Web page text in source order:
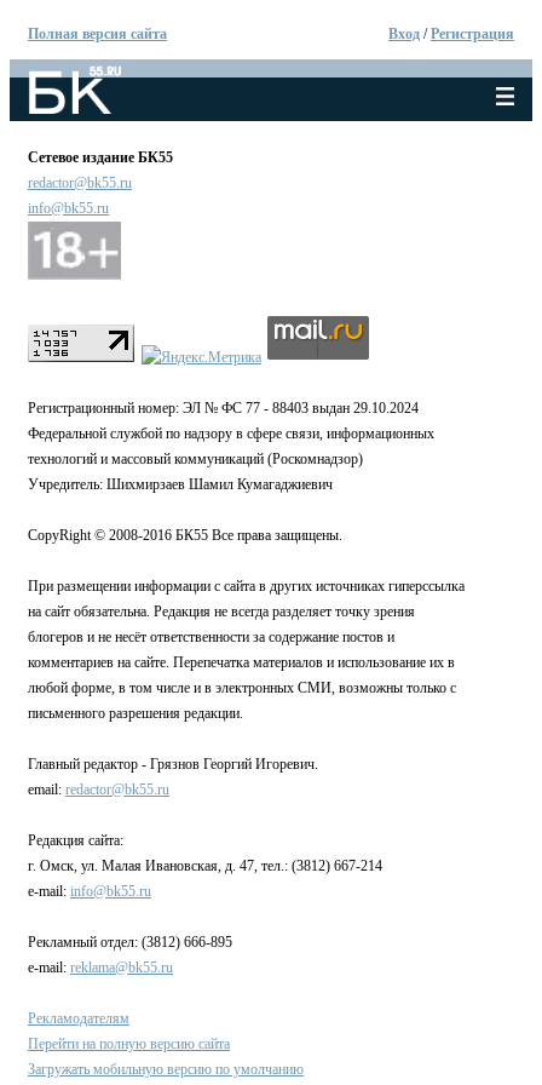
Полная версия сайта Вход /Регистрация
Сетевое издание БК55
redactor@bk55.ru
info@bk55.ru
Регистрационный номер: ЭЛ № ФС 77 - 88403 выдан 29.10.2024
Федеральной службой по надзору в сфере связи, информационных
технологий и массовый коммуникаций (Роскомнадзор)
Учредитель: Шихмирзаев Шамил Кумагаджиевич
CopyRight © 2008-2016 БК55 Все права защищены.
При размещении информации с сайта в других источниках гиперссылка
на сайт обязательна. Редакция не всегда разделяет точку зрения
блогеров и не несёт ответственности за содержание постов и
комментариев на сайте. Перепечатка материалов и использование их в
любой форме, в том числе и в электронных СМИ, возможны только с
письменного разрешения редакции.
Главный редактор - Грязнов Георгий Игоревич.
email: redactor@bk55.ru
Редакция сайта:
г. Омск, ул. Малая Ивановская, д. 47, тел.: (3812) 667-214
e-mail: info@bk55.ru
Рекламный отдел: (3812) 666-895
e-mail: reklama@bk55.ru
Рекламодателям
Перейти на полную версию сайта
Загружать мобильную версию по умолчанию